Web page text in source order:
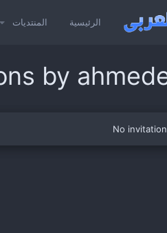
الرئيسية المنتديات
by
No